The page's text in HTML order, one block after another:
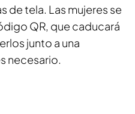
de tela. Las mujeres se
QR, que caducará
junto a una
necesario.